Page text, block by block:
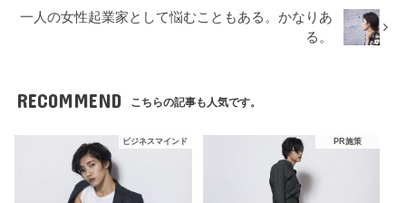
一人の女性起業家として悩むこともある。かなりあ
る。
RECOMMEND こちらの記事も人気です。
ビジネスマインド PR施策